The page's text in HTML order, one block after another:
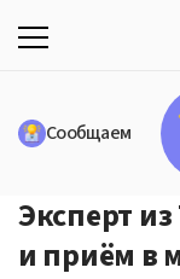
Сообщаем
Эксперт
и приём в